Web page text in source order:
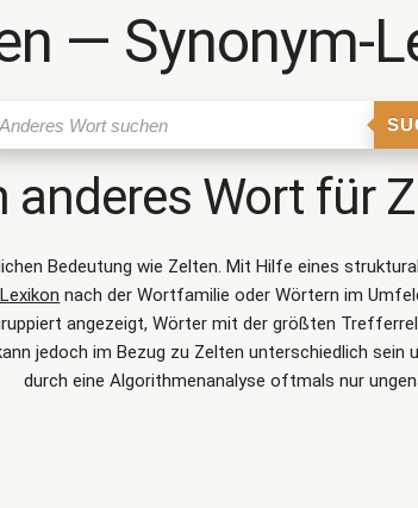
― Synonym-
anderes Wort für
Bedeutung wie Zelten. Mit Hilfe eines
nach der Wortfamilie oder Wörtern im
angezeigt, Wörter mit der größten
jedoch im Bezug zu Zelten unterschiedlich
durch eine Algorithmenanalyse oftmals nur